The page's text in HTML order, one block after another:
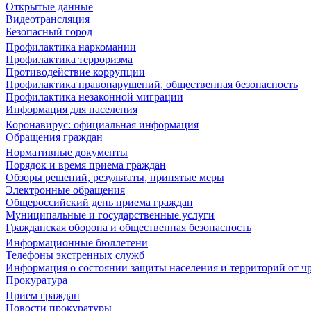
Открытые данные
Видеотрансляция
Безопасный город
Профилактика наркомании
Профилактика терроризма
Противодействие коррупции
Профилактика правонарушений, общественная безопасность
Профилактика незаконной миграции
Информация для населения
Коронавирус: официальная информация
Обращения граждан
Нормативные документы
Порядок и время приема граждан
Обзоры решений, результаты, принятые меры
Электронные обращения
Общероссийский день приема граждан
Муниципальные и государственные услуги
Гражданская оборона и общественная безопасность
Информационные бюллетени
Телефоны экстренных служб
Информация о состоянии защиты населения и территорий от
Прокуратура
Прием граждан
Новости прокуратуры